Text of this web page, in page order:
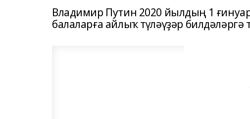
Владимир Путин 2020 йылдың 1
балаларға айлыҡ түләүҙәр билдәләргә